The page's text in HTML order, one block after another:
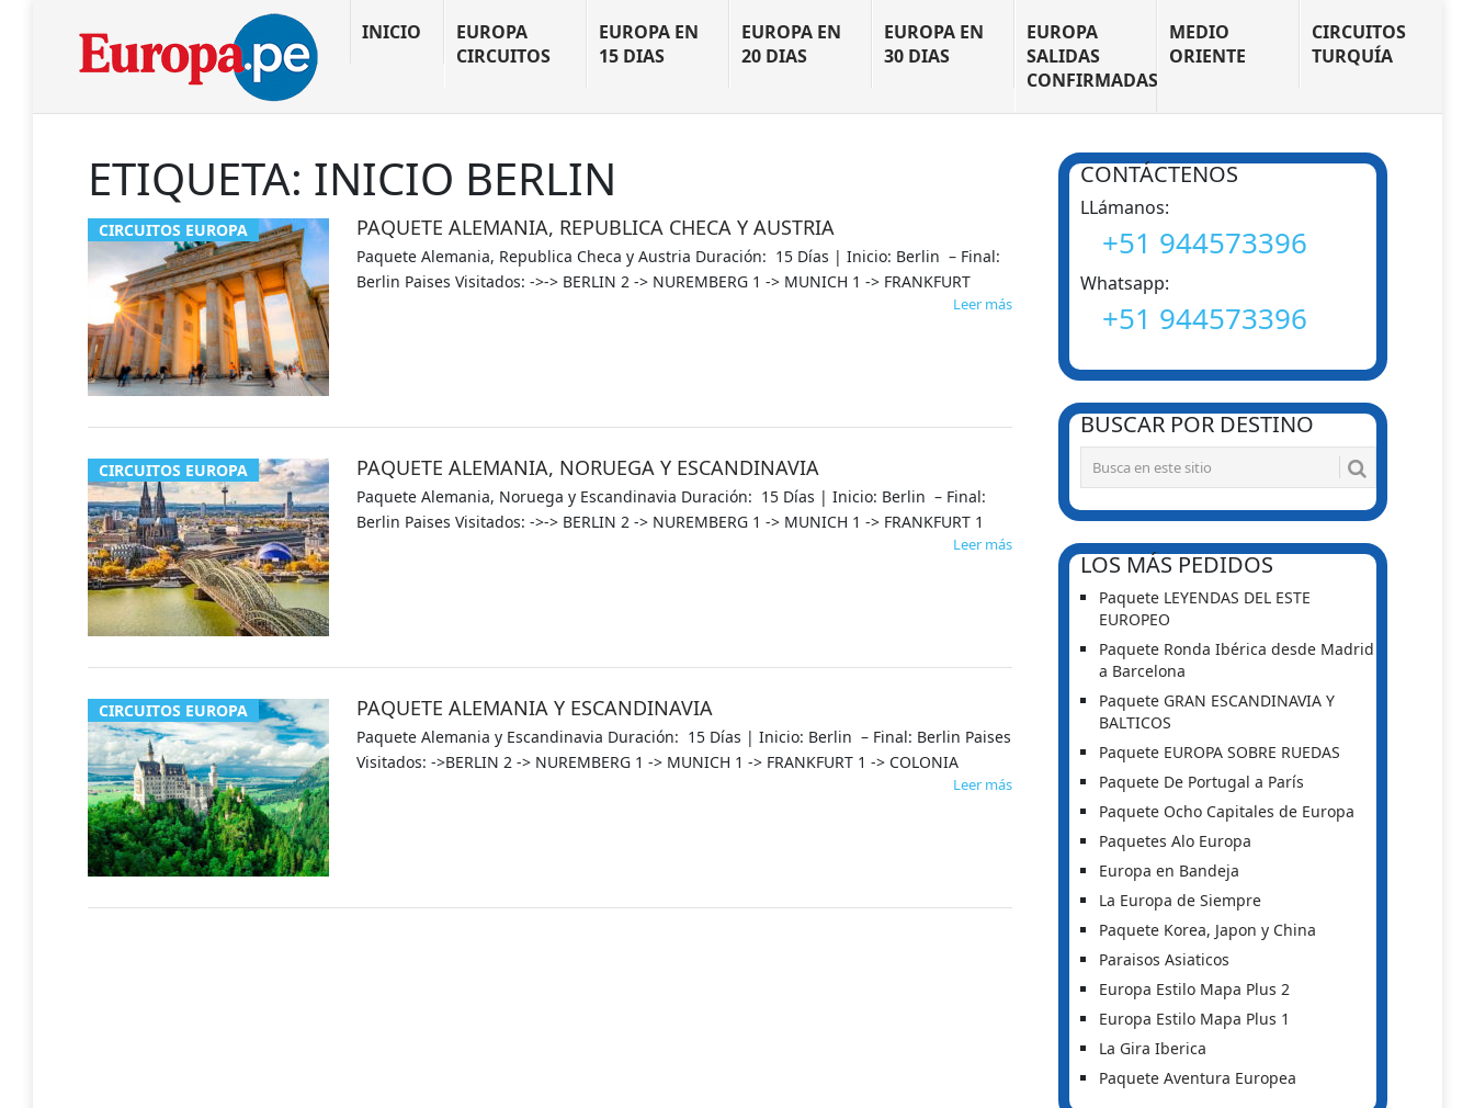
INICIO
EUROPA
CIRCUITOS
EUROPA EN
15 DIAS
EUROPA EN
20 DIAS
EUROPA EN
30 DIAS
EUROPA
SALIDAS
CONFIRMADAS
MEDIO
ORIENTE
CIRCUITOS
TURQUÍA
ETIQUETA: INICIO BERLIN
CIRCUITOS EUROPA PAQUETE ALEMANIA, REPUBLICA CHECA Y AUSTRIA
Paquete Alemania, Republica Checa y Austria Duración: 15 Días | Inicio: Berlin – Final:
Berlin Paises Visitados: ->-> BERLIN 2 -> NUREMBERG 1 -> MUNICH 1 -> FRANKFURT
Leer más
CIRCUITOS EUROPA PAQUETE ALEMANIA, NORUEGA Y ESCANDINAVIA
Paquete Alemania, Noruega y Escandinavia Duración: 15 Días | Inicio: Berlin – Final:
Berlin Paises Visitados: ->-> BERLIN 2 -> NUREMBERG 1 -> MUNICH 1 -> FRANKFURT 1
Leer más
CIRCUITOS EUROPA PAQUETE ALEMANIA Y ESCANDINAVIA
Paquete Alemania y Escandinavia Duración: 15 Días | Inicio: Berlin – Final: Berlin Paises
Visitados: ->BERLIN 2 -> NUREMBERG 1 -> MUNICH 1 -> FRANKFURT 1 -> COLONIA
Leer más
CONTÁCTENOS
LLámanos:
+51 944573396
Whatsapp:
+51 944573396
BUSCAR POR DESTINO
LOS MÁS PEDIDOS
Paquete LEYENDAS DEL ESTE
EUROPEO
Paquete Ronda Ibérica desde Madrid
a Barcelona
Paquete GRAN ESCANDINAVIA Y
BALTICOS
Paquete EUROPA SOBRE RUEDAS
Paquete De Portugal a París
Paquete Ocho Capitales de Europa
Paquetes Alo Europa
Europa en Bandeja
La Europa de Siempre
Paquete Korea, Japon y China
Paraisos Asiaticos
Europa Estilo Mapa Plus 2
Europa Estilo Mapa Plus 1
La Gira Iberica
Paquete Aventura Europea